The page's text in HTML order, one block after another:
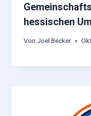
hessischen
Von Joel Becker